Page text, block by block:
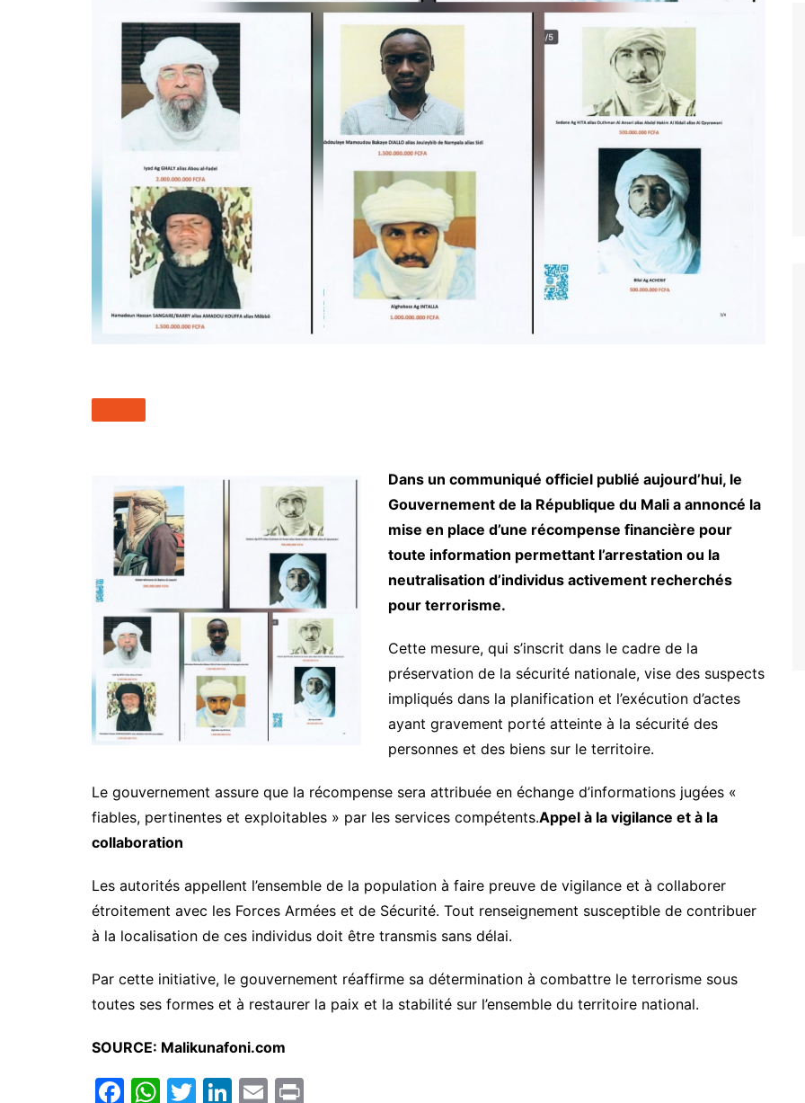
Dans un communiqué officiel publié aujourd’hui, le
Gouvernement de la République du Mali a annoncé la
mise en place d’une récompense financière pour
toute information permettant l’arrestation ou la
neutralisation d’individus activement recherchés
pour terrorisme.
Cette mesure, qui s’inscrit dans le cadre de la
préservation de la sécurité nationale, vise des suspects
impliqués dans la planification et l’exécution d’actes
ayant gravement porté atteinte à la sécurité des
personnes et des biens sur le territoire.
Le gouvernement assure que la récompense sera attribuée en échange d’informations jugées «
fiables, pertinentes et exploitables » par les services compétents.Appel à la vigilance et à la
collaboration
Les autorités appellent l’ensemble de la population à faire preuve de vigilance et à collaborer
étroitement avec les Forces Armées et de Sécurité. Tout renseignement susceptible de contribuer
à la localisation de ces individus doit être transmis sans délai.
Par cette initiative, le gouvernement réaffirme sa détermination à combattre le terrorisme sous
toutes ses formes et à restaurer la paix et la stabilité sur l’ensemble du territoire national.
SOURCE: Malikunafoni.com
F
W T
Li E